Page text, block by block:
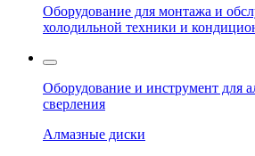
Оборудование для монтажа и
холодильной техники и
Оборудование и инструмент для
сверления
Алмазные диски